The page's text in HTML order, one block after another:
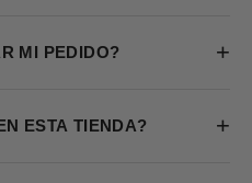
MI PEDIDO? +
ESTA TIENDA? +